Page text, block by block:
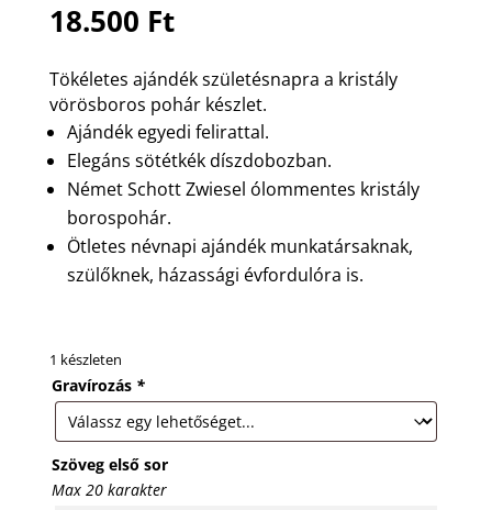
18.500 Ft
Tökéletes ajándék születésnapra a kristály
vörösboros pohár készlet.
Ajándék egyedi felirattal.
Elegáns sötétkék díszdobozban.
Német Schott Zwiesel ólommentes kristály
borospohár.
Ötletes névnapi ajándék munkatársaknak,
szülőknek, házassági évfordulóra is.
1 készleten
Gravírozás *
Szöveg első sor
Max 20 karakter